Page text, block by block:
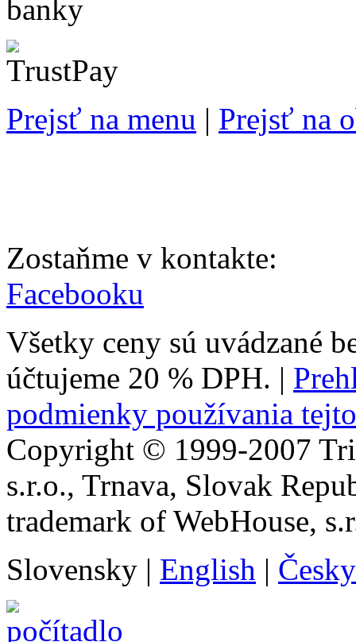
Prejsť na menu | Prejsť na
Zostaňme v kontakte:
Facebooku
Všetky ceny sú uvádzané
účtujeme 20 % DPH. |
podmienky používania
Copyright © 1999-2007
s.r.o., Trnava, Slovak
trademark of WebHouse,
Slovensky | English | Česky